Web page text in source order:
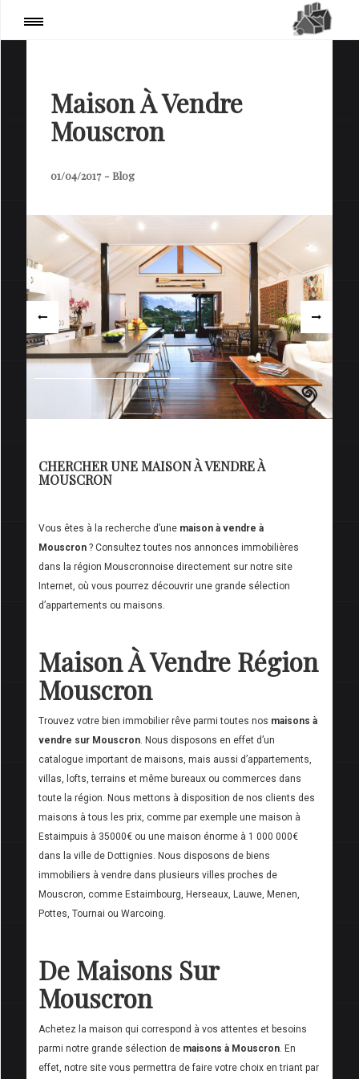
Page
Maison À Vendre
Mouscron
01/04/2017 - Blog
CHERCHER UNE MAISON À VENDRE À
MOUSCRON
Vous êtes à la recherche d’une maison à vendre à
Mouscron ? Consultez toutes nos annonces immobilières
dans la région Mouscronnoise directement sur notre site
Internet, où vous pourrez découvrir une grande sélection
d’appartements ou maisons.
Maison À Vendre Région
Mouscron
Trouvez votre bien immobilier rêve parmi toutes nos maisons à
vendre sur Mouscron . Nous disposons en effet d’un
catalogue important de maisons, mais aussi d’appartements,
villas, lofts, terrains et même bureaux ou commerces dans
toute la région. Nous mettons à disposition de nos clients des
maisons à tous les prix, comme par exemple une maison à
Estaimpuis à 35000€ ou une maison énorme à 1 000 000€
dans la ville de Dottignies. Nous disposons de biens
immobiliers à vendre dans plusieurs villes proches de
Mouscron, comme Estaimbourg, Herseaux, Lauwe, Menen,
Pottes, Tournai ou Warcoing.
De Maisons Sur
Mouscron
Achetez la maison qui correspond à vos attentes et besoins
parmi notre grande sélection de maisons à Mouscron . En
effet, notre site vous permettra de faire votre choix en triant par